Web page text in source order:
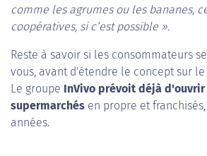
comme les agrumes ou les bananes,
coopératives, si c’est possible ».
Reste à savoir si les consommateurs
vous, avant d'étendre le concept sur
Le groupe InVivo prévoit déjà
supermarchés en propre et
années.